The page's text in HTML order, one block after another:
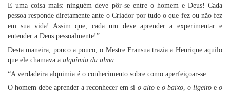
E uma coisa mais: ninguém deve pôr-se entre o homem e Deus! Cada
pessoa responde diretamente ante o Criador por tudo o que fez ou não fez
em sua vida! Assim que, cada um deve aprender a experimentar e
entender a Deus pessoalmente!”
Desta maneira, pouco a pouco, o Mestre Fransua trazia a Henrique aquilo
que ele chamava a alquimia da alma.
“A verdadeira alquimia é o conhecimento sobre como aperfeiçoar-se.
O homem debe aprender a reconhecer em si o altoe o baixo, o ligeiroe o